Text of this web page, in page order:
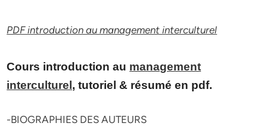
PDF introduction au management interculturel
Cours introduction au management
interculturel , tutoriel & résumé en pdf.
-BIOGRAPHIES DES AUTEURS